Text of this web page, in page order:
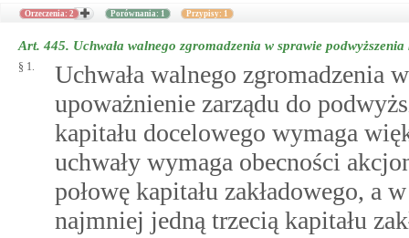
Orzeczenia: 2 Porównania: 1 Przypisy: 1
Art. 445. Uchwała walnego zgromadzenia w sprawie podwyższenia
§ 1.
Uchwała walnego zgromadzenia
upoważnienie zarządu do
kapitału docelowego wymaga
uchwały wymaga obecności
połowę kapitału zakładowego, a
najmniej jedną trzecią kapitału